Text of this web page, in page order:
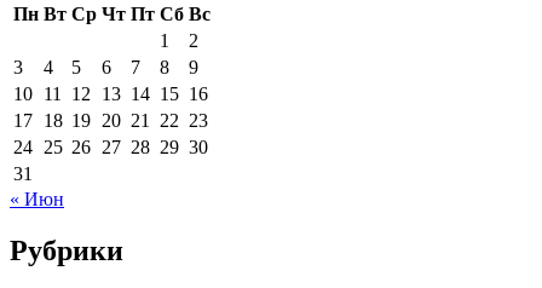
Пн Вт Ср Чт Пт Сб Вс
1
2
3
4 5 6 7 8
9
10 11 12 13 14 15 16
17 18 19 20 21 22 23
24 25 26 27 28 29 30
31
« Июн
Рубрики